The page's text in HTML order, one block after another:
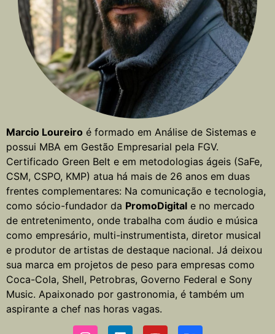
Marcio Loureiro é formado em Análise de Sistemas e
possui MBA em Gestão Empresarial pela FGV.
Certificado Green Belt e em metodologias ágeis (SaFe,
CSM, CSPO, KMP) atua há mais de 26 anos em duas
frentes complementares: Na comunicação e tecnologia,
como sócio-fundador da PromoDigital e no mercado
de entretenimento, onde trabalha com áudio e música
como empresário, multi-instrumentista, diretor musical
e produtor de artistas de destaque nacional. Já deixou
sua marca em projetos de peso para empresas como
Coca-Cola, Shell, Petrobras, Governo Federal e Sony
Music. Apaixonado por gastronomia, é também um
aspirante a chef nas horas vagas.